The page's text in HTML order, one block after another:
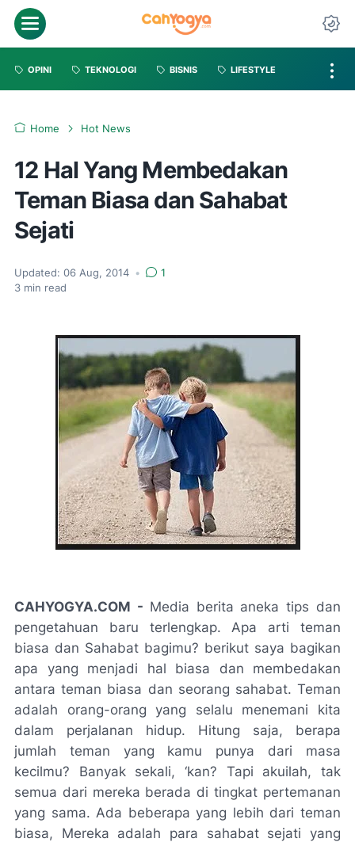
OPINI TEKNOLOGI BISNIS LIFESTYLE
Home Hot News
12 Hal Yang Membedakan
Teman Biasa dan Sahabat
Sejati
Updated: 06 Aug, 2014 •
1
3 min read
CAHYOGYA.COM - Media berita aneka tips dan
pengetahuan baru terlengkap. Apa arti teman
biasa dan Sahabat bagimu? berikut saya bagikan
apa yang menjadi hal biasa dan membedakan
antara teman biasa dan seorang sahabat. Teman
adalah orang-orang yang selalu menemani kita
dalam perjalanan hidup. Hitung saja, berapa
jumlah teman yang kamu punya dari masa
kecilmu? Banyak sekali, ‘kan? Tapi akuilah, tak
semua dari mereka berada di tingkat pertemanan
yang sama. Ada beberapa yang lebih dari teman
biasa, Mereka adalah para sahabat sejati yang